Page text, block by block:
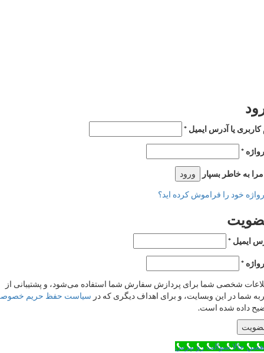
یا آدرس ایمیل*
*
خاطر بسپار ورود
خود را فراموش کرده اید؟
*
*
شخصی شما برای پردازش سفارش شما استفاده می‌شود، و پشتیبانی از
در این وبسایت، و برای اهداف دیگری که درسیاست حفظ حریم خصوصی
شده است.
سوالت رو بپرس